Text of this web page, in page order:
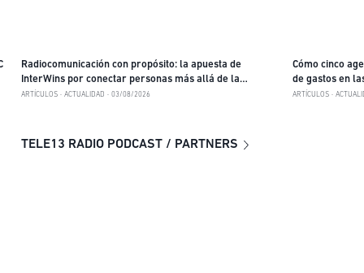
Radiocomunicación con propósito: la apuesta de
InterWins por conectar personas más allá de la
tecnología
ARTÍCULOS ACTUALIDAD 03/08/2026
Cómo cinco
de gastos en
ARTÍCULOS
TELE13 RADIO PODCAST / PARTNERS